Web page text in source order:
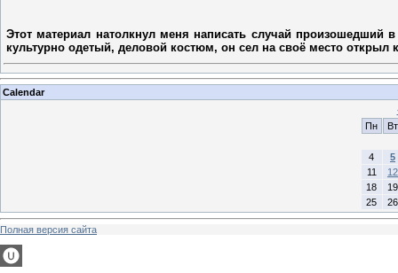
Этот материал натолкнул меня написать случай произошедший
культурно одетый, деловой костюм, он сел на своё место открыл
Calendar
Пн
Вт
4
5
11
12
18
19
25
26
Полная версия сайта